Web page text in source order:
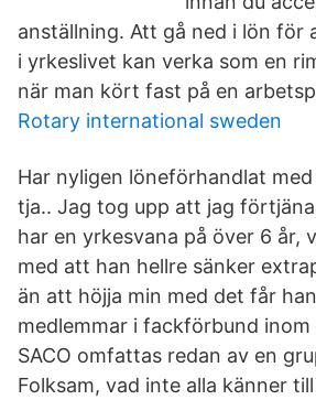
anställning. Att gå ned i lön för
i yrkeslivet kan verka som en
när man kört fast på en
Rotary international sweden
Har nyligen löneförhandlat
tja.. Jag tog upp att jag
har en yrkesvana på över 6 år,
med att han hellre sänker
än att höjja min med det får
medlemmar i fackförbund inom
SACO omfattas redan av en
Folksam, vad inte alla känner